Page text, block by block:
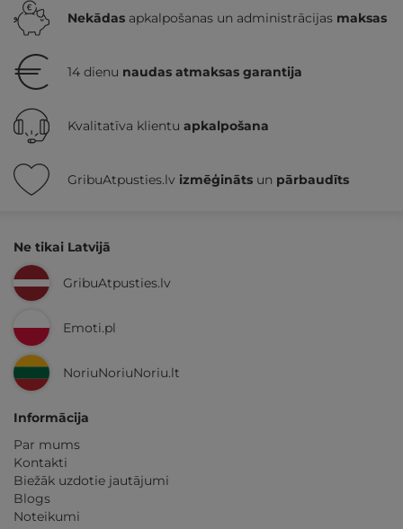
Nekādas apkalpošanas un administrācijas maksas
14 dienu naudas atmaksas garantija
Kvalitatīva klientu apkalpošana
GribuAtpusties.lv izmēģināts un pārbaudīts
Ne tikai Latvijā
GribuAtpusties.lv
Emoti.pl
NoriuNoriuNoriu.lt
Informācija
Par mums
Kontakti
Biežāk uzdotie jautājumi
Blogs
Noteikumi